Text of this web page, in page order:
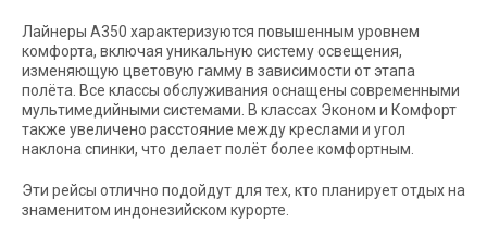
Лайнеры A350 характеризуются повышенным уровнем
комфорта, включая уникальную систему освещения,
изменяющую цветовую гамму в зависимости от этапа
полёта. Все классы обслуживания оснащены современными
мультимедийными системами. В классах Эконом и Комфорт
также увеличено расстояние между креслами и угол
наклона спинки, что делает полёт более комфортным.
Эти рейсы отлично подойдут для тех, кто планирует отдых на
знаменитом индонезийском курорте.